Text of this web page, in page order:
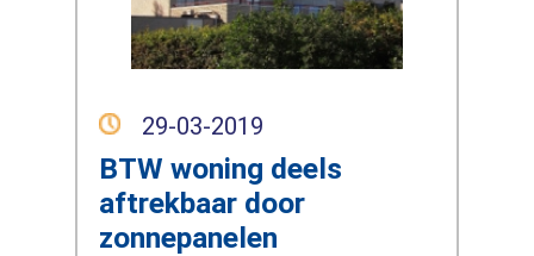
29-03-2019
BTW woning deels
aftrekbaar door
zonnepanelen